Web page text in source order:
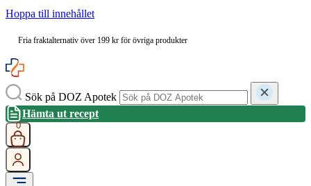
Hoppa till innehållet
Fria fraktalternativ över 199 kr för övriga produkter
Sök på DOZ Apotek
Hämta ut recept
0